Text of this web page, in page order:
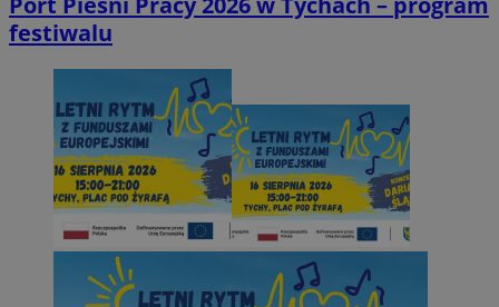
festiwalu